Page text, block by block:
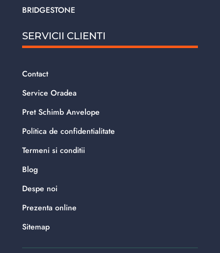
BRIDGESTONE
SERVICII CLIENTI
Contact
Service Oradea
Pret Schimb Anvelope
Politica de confidentialitate
Termeni si conditii
Blog
Despe noi
Prezenta online
Sitemap